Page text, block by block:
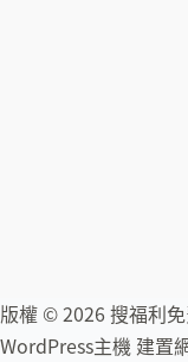
版權 © 2026 搜福利
WordPress主機 建置